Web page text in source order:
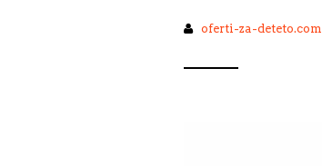
oferti-za-deteto.com